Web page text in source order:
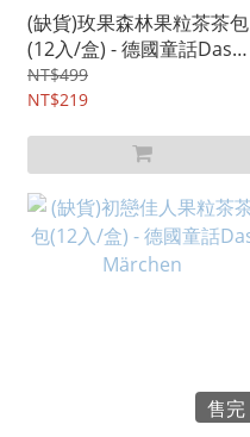
(缺貨)玫果森林果粒茶茶包
(12入/盒) - 德國童話Das
Märchen
NT$499
NT$219
售完